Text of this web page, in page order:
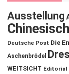
Ausstellung
Deutsche Post Die
Aschenbrödel
WEITSICHT Editorial